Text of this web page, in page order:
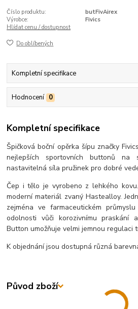
Číslo produktu:
butFivAirex
Výrobce:
Fivics
Hlídat cenu / dostupnost
Do oblíbených
Kompletní specifikace
Hodnocení 0
Kompletní specifikace
Špičková boční opěrka šípu značky
nejlepších sportovních buttonů na
nastavitelná síla pružinek pro dobré
Čep i tělo je vyrobeno z lehkého
moderní materiál zvaný Hastealloy.
zejména ve farmaceutickém
odolnosti vůči korozivnímu praskání
Button umožňuje velmi jemnou regulaci
K objednání jsou dostupná různá
Původ zboží